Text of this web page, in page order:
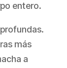
entero.
más
a